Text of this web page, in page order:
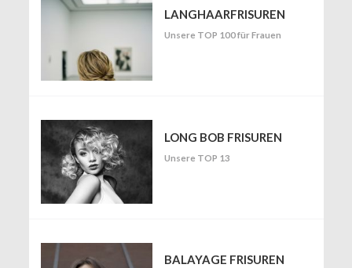
LANGHAARFRISUREN
Unsere TOP 100 für Frauen
LONG BOB FRISUREN
Unsere TOP 13
BALAYAGE FRISUREN